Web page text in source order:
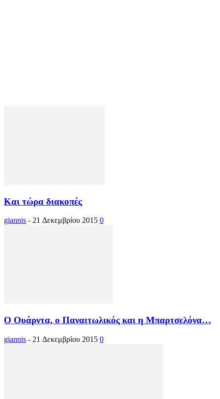
Και τώρα διακοπές
giannis - 21 Δεκεμβρίου 2015 0
Ο Ουάρντα, ο Παναιτωλικός και η Μπαρτσελόνα…
giannis - 21 Δεκεμβρίου 2015 0